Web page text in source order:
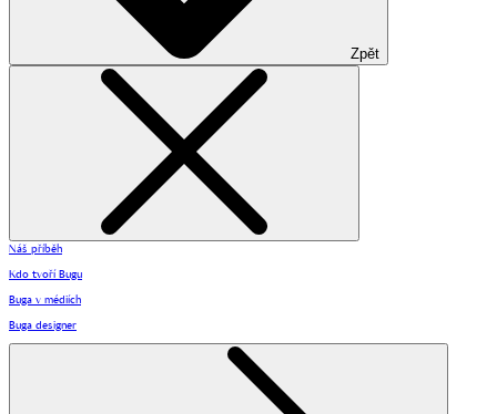
Zpět
Náš příběh
Kdo tvoří Bugu
Buga v médiích
Buga designer